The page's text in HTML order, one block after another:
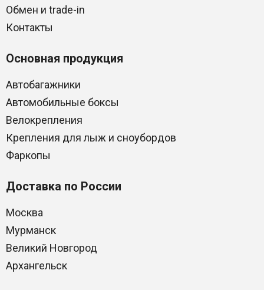
Обмен и trade-in
Контакты
Основная продукция
Автобагажники
Автомобильные боксы
Велокрепления
Крепления для лыж и сноубордов
Фаркопы
Доставка по России
Москва
Мурманск
Великий Новгород
Архангельск